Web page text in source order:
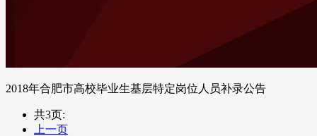
2018年合肥市高校毕业生基层特定岗位人员补录公告
共3页:
上一页